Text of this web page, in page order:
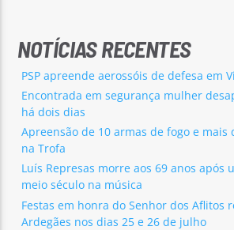
NOTÍCIAS RECENTES
PSP apreende aerossóis de defesa em
Encontrada em segurança mulher
há dois dias
Apreensão de 10 armas de fogo e mais
na Trofa
Luís Represas morre aos 69 anos após
meio século na música
Festas em honra do Senhor dos Aflitos
Ardegães nos dias 25 e 26 de julho